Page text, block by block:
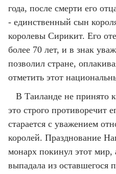
года, после смерти его
- единственный сын
королевы Сирикит. Его
более 70 лет, и в знак
позволил стране,
отметить этот
В Таиланде не принято
это строго противоречит
старается с уважением
королей. Празднование
монарх покинул этот мир,
выпадала из оставшегося